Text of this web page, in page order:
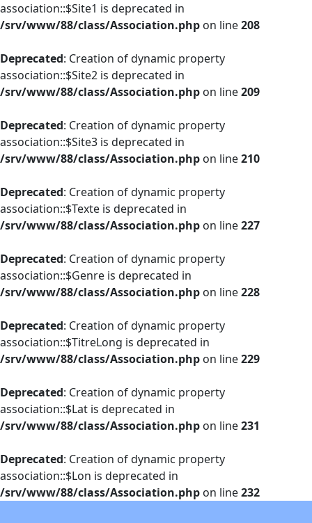
association::$Site1 is deprecated in
/srv/www/88/class/Association.php on line208
Deprecated: Creation of dynamic property
association::$Site2 is deprecated in
/srv/www/88/class/Association.php on line209
Deprecated: Creation of dynamic property
association::$Site3 is deprecated in
/srv/www/88/class/Association.php on line210
Deprecated: Creation of dynamic property
association::$Texte is deprecated in
/srv/www/88/class/Association.php on line227
Deprecated: Creation of dynamic property
association::$Genre is deprecated in
/srv/www/88/class/Association.php on line228
Deprecated: Creation of dynamic property
association::$TitreLong is deprecated in
/srv/www/88/class/Association.php on line229
Deprecated: Creation of dynamic property
association::$Lat is deprecated in
/srv/www/88/class/Association.php on line231
Deprecated: Creation of dynamic property
association::$Lon is deprecated in
/srv/www/88/class/Association.php on line232